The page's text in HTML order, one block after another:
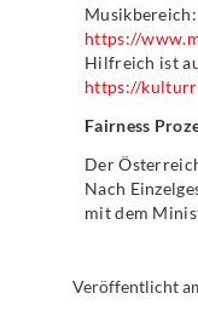
Musikbereich:
https://
Hilfreich ist
https://
Fairness
Der
Nach
mit dem
Veröffentlicht